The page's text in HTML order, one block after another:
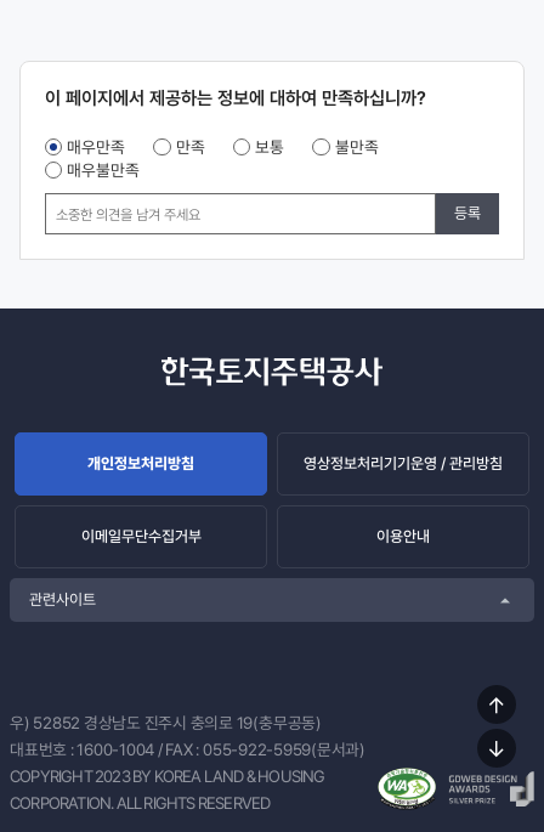
콘텐츠
조사
이 페이지에서 제공하는 정보에 대하여 만족하십니까?
매우만족 만족 보통
불만족
매우불만족
등록
개인정보처리방침 영상정보처리기기운영 / 관리방침
이메일무단수집거부 이용안내
관련사이트
우) 52852 경상남도 진주시 충의로 19(충무공동)
대표번호 :1600-1004 / FAX : 055-922-5959(문서과)
COPYRIGHT 2023 BY KOREA LAND & HOUSING
CORPORATION. ALL RIGHTS RESERVED
상단
이동
하단
이동